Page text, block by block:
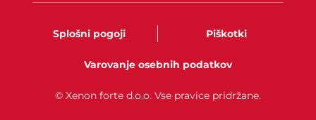
Splošni pogoji Piškotki
Varovanje osebnih podatkov
© Xenon forte d.o.o. Vse pravice pridržane.